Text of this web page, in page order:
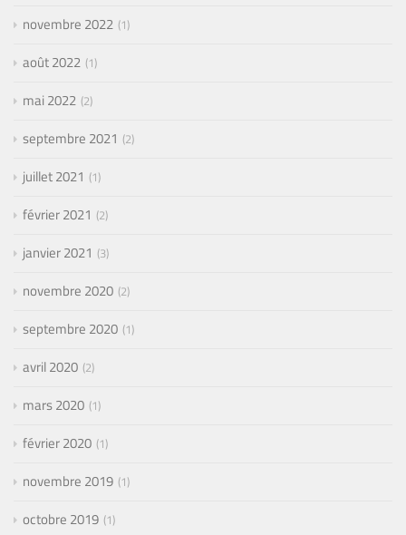
novembre 2022 1
août 2022 1
mai 2022 2
septembre 2021 2
juillet 2021 1
février 2021 2
janvier 2021 3
novembre 2020 2
septembre 2020 1
avril 2020 2
mars 2020 1
février 2020 1
novembre 2019 1
octobre 2019 1